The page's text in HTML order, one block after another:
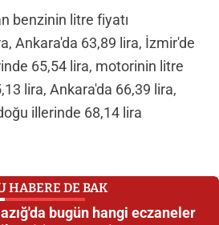
benzinin litre fiyatı
Ankara'da 63,89 lira, İzmir'de
65,54 lira, motorinin litre
lira, Ankara'da 66,39 lira,
illerinde 68,14 lira
HABERE DE BAK
bugün hangi eczaneler